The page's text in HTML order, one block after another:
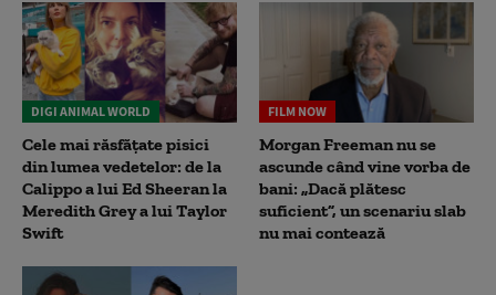
DIGI ANIMAL WORLD
Cele mai răsfățate pisici
din lumea vedetelor: de la
Calippo a lui Ed Sheeran la
Meredith Grey a lui Taylor
Swift
FILM NOW
Morgan Freeman nu se
ascunde când vine vorba de
bani: „Dacă plătesc
suficient”, un scenariu slab
nu mai contează